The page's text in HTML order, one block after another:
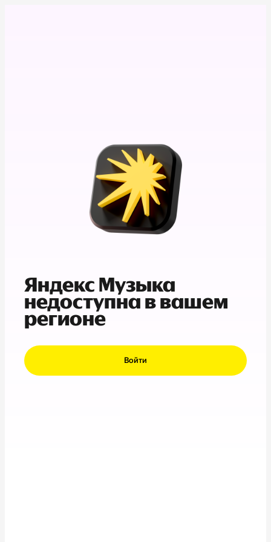
Яндекс Музыка
недоступна в вашем
регионе
Войти